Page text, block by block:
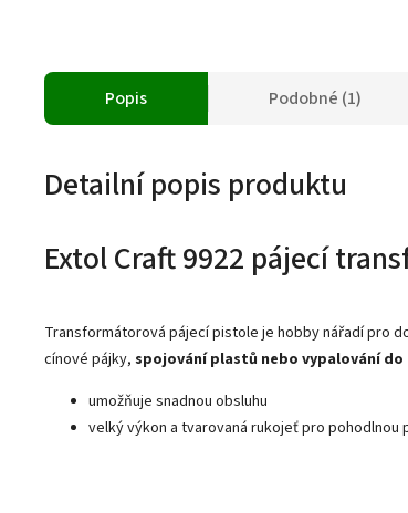
Popis Podobné (1)
Detailní popis produktu
Extol Craft 9922 pájecí
Transformátorová pájecí pistole je hobby nářadí pro
cínové pájky, spojování plastů nebo vypalování do
umožňuje snadnou obsluhu
velký výkon a tvarovaná rukojeť pro pohodlnou